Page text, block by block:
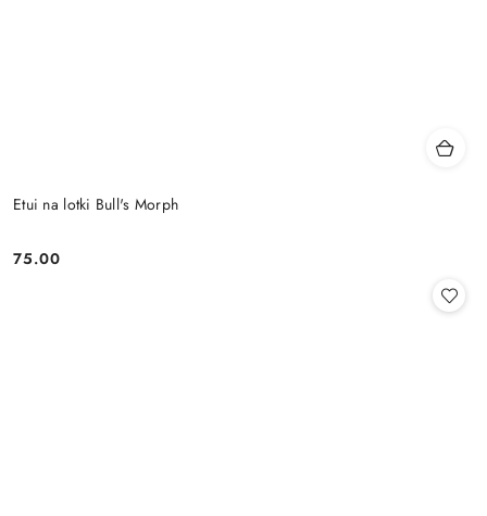
Etui na lotki Bull's Morph
Cena:
75.00